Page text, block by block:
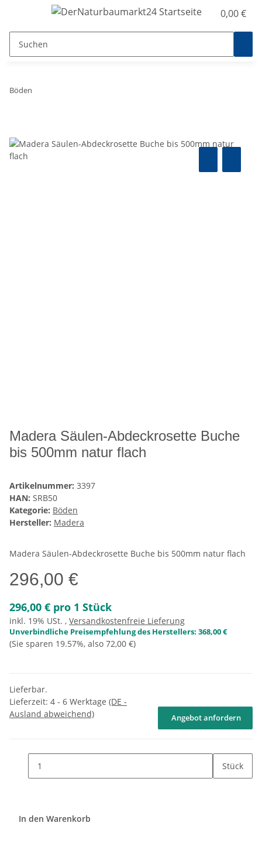
0,00 €
Böden
Madera Säulen-Abdeckrosette Buche
bis 500mm natur flach
Artikelnummer: 3397
HAN: SRB50
Kategorie: Böden
Hersteller: Madera
Madera Säulen-Abdeckrosette Buche bis 500mm natur flach
296,00 €
296,00 € pro 1 Stück
inkl. 19% USt. , Versandkostenfreie Lieferung
Unverbindliche Preisempfehlung des Herstellers: 368,00 €
(Sie sparen 19.57%, also 72,00 €)
Lieferbar.
Lieferzeit: 4 - 6 Werktage (DE -
Ausland abweichend)
Angebot anfordern
Stück
In den Warenkorb